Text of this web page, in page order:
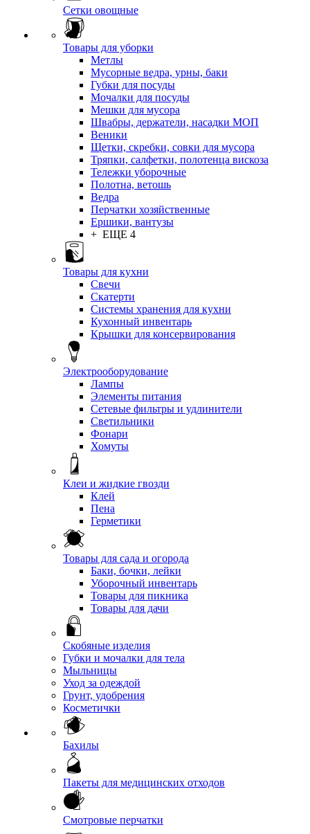
Сетки овощные
Товары для уборки
Метлы
Мусорные ведра, урны, баки
Губки для посуды
Мочалки для посуды
Мешки для мусора
Швабры, держатели, насадки МОП
Веники
Щетки, скребки, совки для мусора
Тряпки, салфетки, полотенца вискоза
Тележки уборочные
Полотна, ветошь
Ведра
Перчатки хозяйственные
Ершики, вантузы
+ ЕЩЕ 4
Товары для кухни
Свечи
Скатерти
Системы хранения для кухни
Кухонный инвентарь
Крышки для консервирования
Электрооборудование
Лампы
Элементы питания
Сетевые фильтры и удлинители
Светильники
Фонари
Хомуты
Клеи и жидкие гвозди
Клей
Пена
Герметики
Товары для сада и огорода
Баки, бочки, лейки
Уборочный инвентарь
Товары для пикника
Товары для дачи
Скобяные изделия
Губки и мочалки для тела
Мыльницы
Уход за одеждой
Грунт, удобрения
Косметички
Бахилы
Пакеты для медицинских отходов
Смотровые перчатки